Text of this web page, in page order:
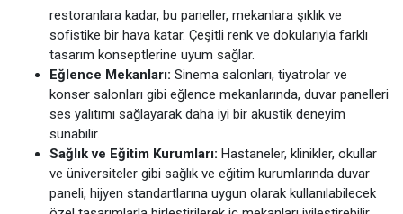
restoranlara kadar, bu paneller, mekanlara şıklık ve
sofistike bir hava katar. Çeşitli renk ve dokularıyla farklı
tasarım konseptlerine uyum sağlar.
Eğlence Mekanları: Sinema salonları, tiyatrolar ve
konser salonları gibi eğlence mekanlarında, duvar panelleri
ses yalıtımı sağlayarak daha iyi bir akustik deneyim
sunabilir.
Sağlık ve Eğitim Kurumları: Hastaneler, klinikler, okullar
ve üniversiteler gibi sağlık ve eğitim kurumlarında duvar
paneli, hijyen standartlarına uygun olarak kullanılabilecek